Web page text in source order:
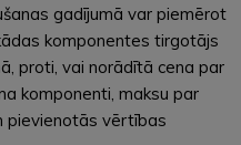
gadījumā var piemērot
komponentes tirgotājs
proti, vai norādītā cena par
komponenti, maksu par
pievienotās vērtības